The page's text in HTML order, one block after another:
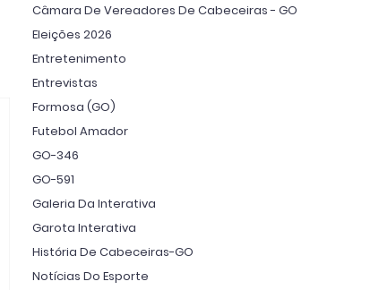
Câmara De Vereadores De Cabeceiras - GO
Eleições 2026
Entretenimento
Entrevistas
Formosa (GO)
Futebol Amador
GO-346
GO-591
Galeria Da Interativa
Garota Interativa
História De Cabeceiras-GO
Notícias Do Esporte